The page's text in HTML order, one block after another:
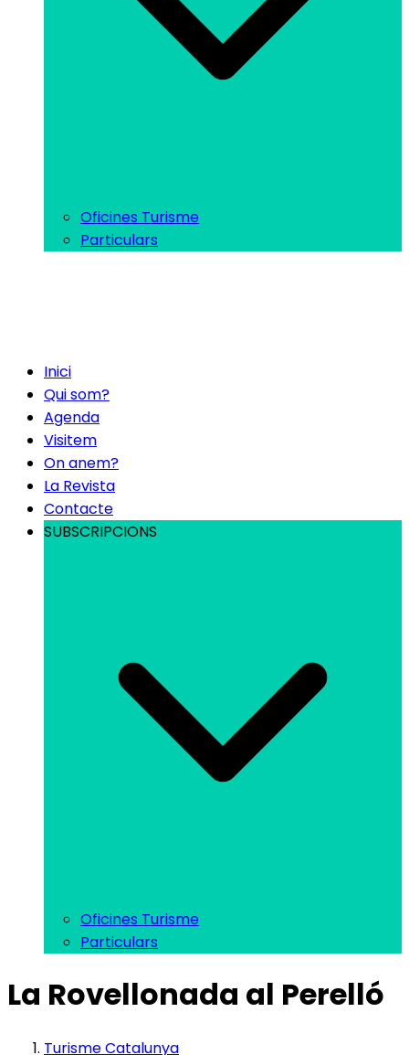
Oficines Turisme
Particulars
Inici
Qui som?
Agenda
Visitem
On anem?
La Revista
Contacte
SUBSCRIPCIONS
Oficines Turisme
Particulars
La Rovellonada al Perelló
Turisme Catalunya